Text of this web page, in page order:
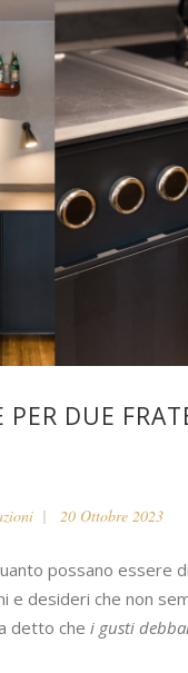
PER DUE
20 Ottobre 2023
possano essere
e desideri che non
detto che i gusti